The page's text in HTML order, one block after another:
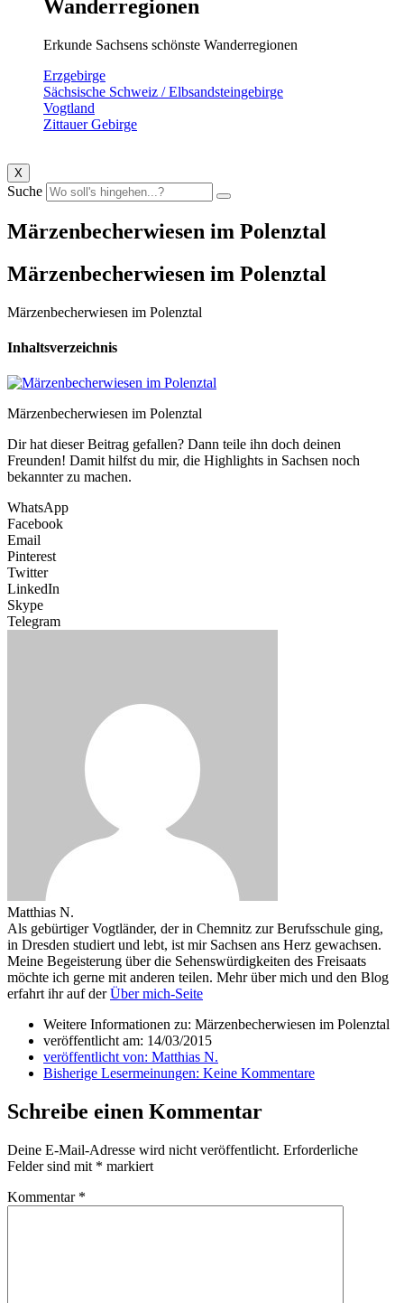
Wanderregionen
Erkunde Sachsens schönste Wanderregionen
Erzgebirge
Sächsische Schweiz / Elbsandsteingebirge
Vogtland
Zittauer Gebirge
X
Suche
Märzenbecherwiesen im Polenztal
Märzenbecherwiesen im Polenztal
Märzenbecherwiesen im Polenztal
Inhaltsverzeichnis
Märzenbecherwiesen im Polenztal
Dir hat dieser Beitrag gefallen? Dann teile ihn doch deinen
Freunden! Damit hilfst du mir, die Highlights in Sachsen noch
bekannter zu machen.
WhatsApp
Facebook
Email
Pinterest
Twitter
LinkedIn
Skype
Telegram
Matthias N.
Als gebürtiger Vogtländer, der in Chemnitz zur Berufsschule ging,
in Dresden studiert und lebt, ist mir Sachsen ans Herz gewachsen.
Meine Begeisterung über die Sehenswürdigkeiten des Freisaats
möchte ich gerne mit anderen teilen. Mehr über mich und den Blog
erfahrt ihr auf derÜber mich-Seite
Weitere Informationen zu: Märzenbecherwiesen im Polenztal
veröffentlicht am: 14/03/2015
veröffentlicht von: Matthias N.
Bisherige Lesermeinungen: Keine Kommentare
Schreibe einen Kommentar
Deine E-Mail-Adresse wird nicht veröffentlicht. Erforderliche
Felder sind mit * markiert
Kommentar *